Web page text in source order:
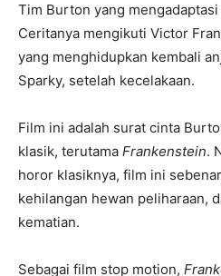
Tim Burton yang
Ceritanya mengikuti Victor
yang menghidupkan kembali
Sparky, setelah kecelakaan.
Film ini adalah surat cinta
klasik, terutama Frankenstein.
horor klasiknya, film ini
kehilangan hewan peliharaan,
kematian.
Sebagai film stop motion,